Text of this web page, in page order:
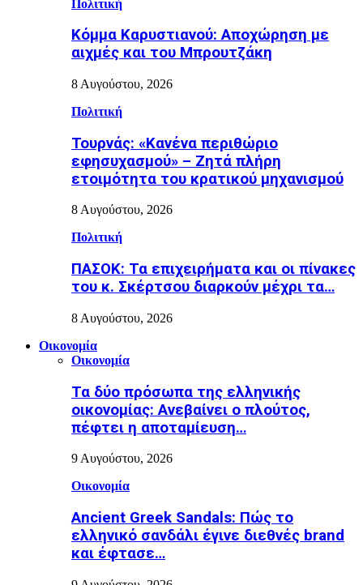
Πολιτική
Κόμμα Καρυστιανού: Αποχώρηση με
αιχμές και του Μπρουτζάκη
8 Αυγούστου, 2026
Πολιτική
Τουρνάς: «Κανένα περιθώριο
εφησυχασμού» – Ζητά πλήρη
ετοιμότητα του κρατικού μηχανισμού
8 Αυγούστου, 2026
Πολιτική
ΠΑΣΟΚ: Τα επιχειρήματα και οι πίνακες
του κ. Σκέρτσου διαρκούν μέχρι τα…
8 Αυγούστου, 2026
Οικονομία
Οικονομία
Τα δύο πρόσωπα της ελληνικής
οικονομίας: Aνεβαίνει ο πλούτος,
πέφτει η αποταμίευση…
9 Αυγούστου, 2026
Οικονομία
Ancient Greek Sandals: Πώς το
ελληνικό σανδάλι έγινε διεθνές brand
και έφτασε…